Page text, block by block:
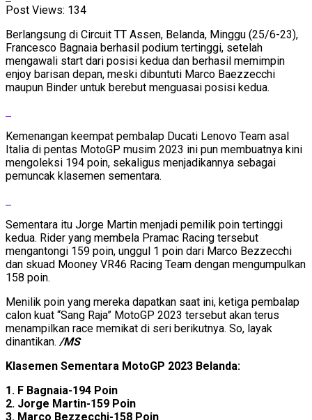
Post Views: 134
Berlangsung di Circuit TT Assen, Belanda, Minggu (25/6-23),
Francesco Bagnaia berhasil podium tertinggi, setelah
mengawali start dari posisi kedua dan berhasil memimpin
enjoy barisan depan, meski dibuntuti Marco Baezzecchi
maupun Binder untuk berebut menguasai posisi kedua.
Kemenangan keempat pembalap Ducati Lenovo Team asal
Italia di pentas MotoGP musim 2023 ini pun membuatnya kini
mengoleksi 194 poin, sekaligus menjadikannya sebagai
pemuncak klasemen sementara.
Sementara itu Jorge Martin menjadi pemilik poin tertinggi
kedua. Rider yang membela Pramac Racing tersebut
mengantongi 159 poin, unggul 1 poin dari Marco Bezzecchi
dan skuad Mooney VR46 Racing Team dengan mengumpulkan
158 poin.
Menilik poin yang mereka dapatkan saat ini, ketiga pembalap
calon kuat “Sang Raja” MotoGP 2023 tersebut akan terus
menampilkan race memikat di seri berikutnya. So, layak
dinantikan. /MS
Klasemen Sementara MotoGP 2023 Belanda:
1. F Bagnaia-194 Poin
2. Jorge Martin-159 Poin
3. Marco Bezzecchi-158 Poin